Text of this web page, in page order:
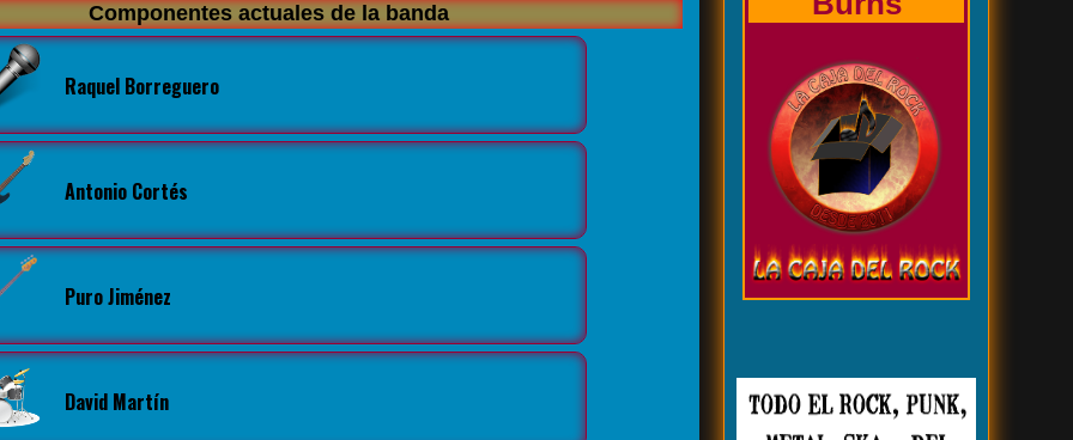
Componentes actuales de la banda
Raquel Borreguero
Antonio Cortés
Puro Jiménez
David Martín